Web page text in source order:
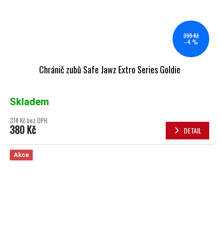
399 Kč
–4 %
Chránič zubů Safe Jawz Extro Series Goldie
Skladem
314 Kč bez DPH
380 Kč DETAIL
Akce